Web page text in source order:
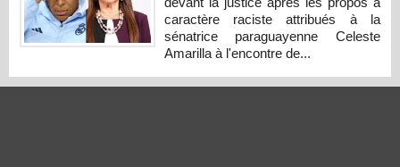
caractère raciste attribués à la
sénatrice paraguayenne Celeste
Amarilla à l'encontre de...